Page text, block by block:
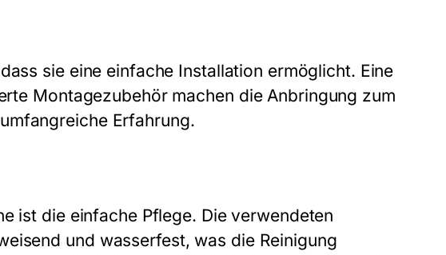
sie eine einfache Installation ermöglicht. Eine
Montagezubehör machen die Anbringung zum
Erfahrung.
ist die einfache Pflege. Die verwendeten
und wasserfest, was die Reinigung